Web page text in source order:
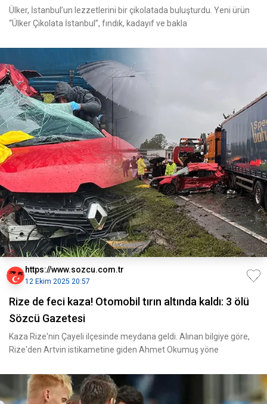
Ülker, İstanbul’un lezzetlerini bir çikolatada buluşturdu. Yeni ürün
“Ülker Çikolata İstanbul”, fındık, kadayıf ve bakla
https://www.sozcu.com.tr
12 Ekim 2025 20:57
Rize de feci kaza! Otomobil tırın altında kaldı: 3 ölü
Sözcü Gazetesi
Kaza Rize'nin Çayeli ilçesinde meydana geldi. Alınan bilgiye göre,
Rize'den Artvin istikametine giden Ahmet Okumuş yöne